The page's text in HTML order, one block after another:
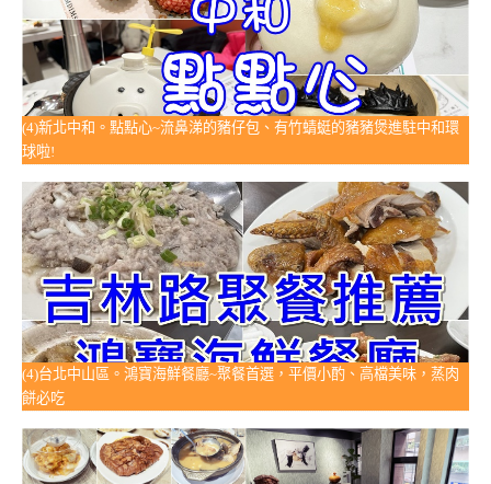
(4)新北中和。點點心~流鼻涕的豬仔包、有竹蜻蜓的豬豬煲進駐中和環
球啦!
(4)台北中山區。鴻寶海鮮餐廳~聚餐首選，平價小酌、高檔美味，蒸肉
餅必吃